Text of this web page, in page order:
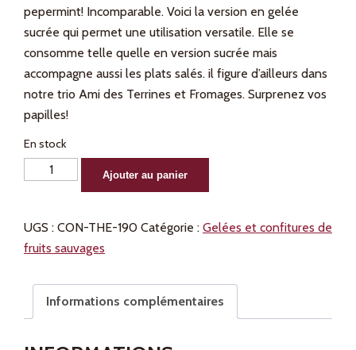
pepermint! Incomparable. Voici la version en gelée
sucrée qui permet une utilisation versatile. Elle se
consomme telle quelle en version sucrée mais
accompagne aussi les plats salés. il figure d’ailleurs dans
notre trio Ami des Terrines et Fromages. Surprenez vos
papilles!
En stock
quantité
de
petit
Ajouter au panier
UGS : CON-THE-190 Catégorie : Gelées et confitures de
fruits sauvages
Informations complémentaires